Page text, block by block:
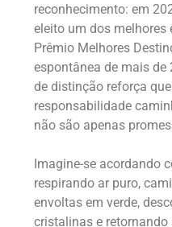
reconhecimento: em
eleito um dos melhores
Prêmio Melhores
espontânea de mais
de distinção reforça
responsabilidade
não são apenas
Imagine-se acordando
respirando ar puro,
envoltas em verde,
cristalinas e retornando